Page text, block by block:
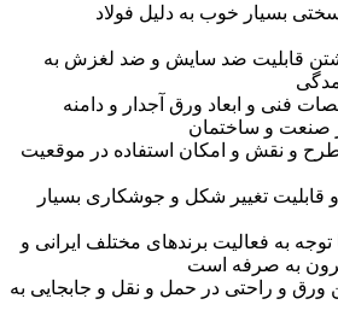
بسیار خوب به دلیل فولاد
قابلیت ضد سایش و ضد لغزش به
فنی و ابعاد ورق آجدار و دامنه
صنعت و ساختمان
طرح و نقش و امکان استفاده در موقعیت
و قابلیت تغییر شکل و جوشکاری بسیار
به فعالیت برندهای مختلف ایرانی و
به صرفه است
و راحتی در حمل و نقل و جابجایی به